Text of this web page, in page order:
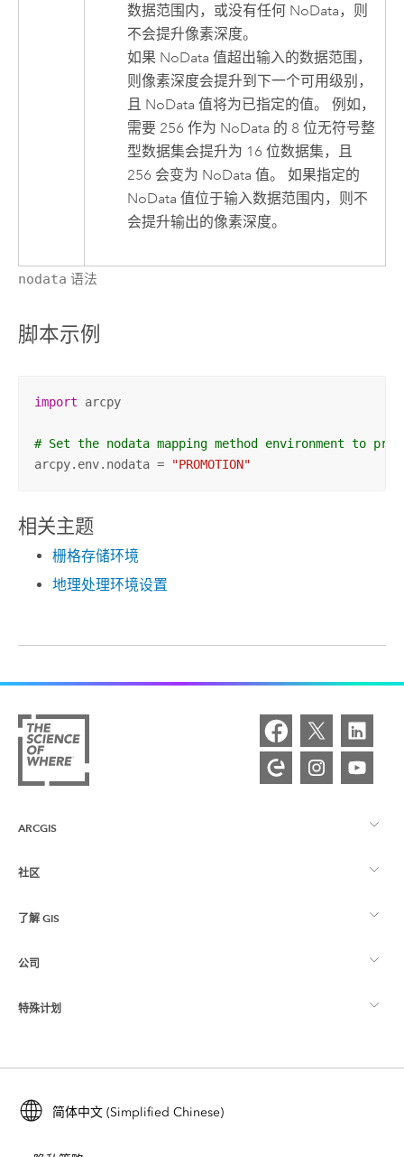
数据范围内，或没有任何 NoData，则
不会提升像素深度。
如果 NoData 值超出输入的数据范围，
则像素深度会提升到下一个可用级别，
且 NoData 值将为已指定的值。 例如，
需要 256 作为 NoData 的 8 位无符号整
型数据集会提升为 16 位数据集，且
256 会变为 NoData 值。 如果指定的
NoData 值位于输入数据范围内，则不
会提升输出的像素深度。
nodata 语法
脚本示例
import arcpy
# Set the nodata mapping method environment to
arcpy.env.nodata =
"PROMOTION"
相关主题
栅格存储环境
地理处理环境设置
ARCGIS
ArcGIS 概览
制图
社区
Esri 社区
ArcGIS 博客
用户研究和测试
Esri 年轻专家关系网
了解 GIS
什么是 GIS？
位置智能
培训
ArcUser
公司
关于 Esri
招贤纳士
特殊计划
ArcGIS for Student Use
简体中文 (Simplified Chinese)